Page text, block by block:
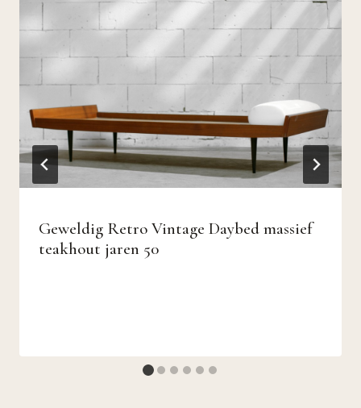
Geweldig Retro Vintage Daybed massief
teakhout jaren 50